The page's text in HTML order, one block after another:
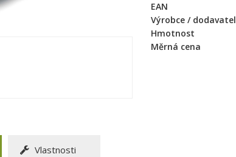
EAN
Výrobce / dodavatel
Hmotnost
Měrná cena
Vlastnosti